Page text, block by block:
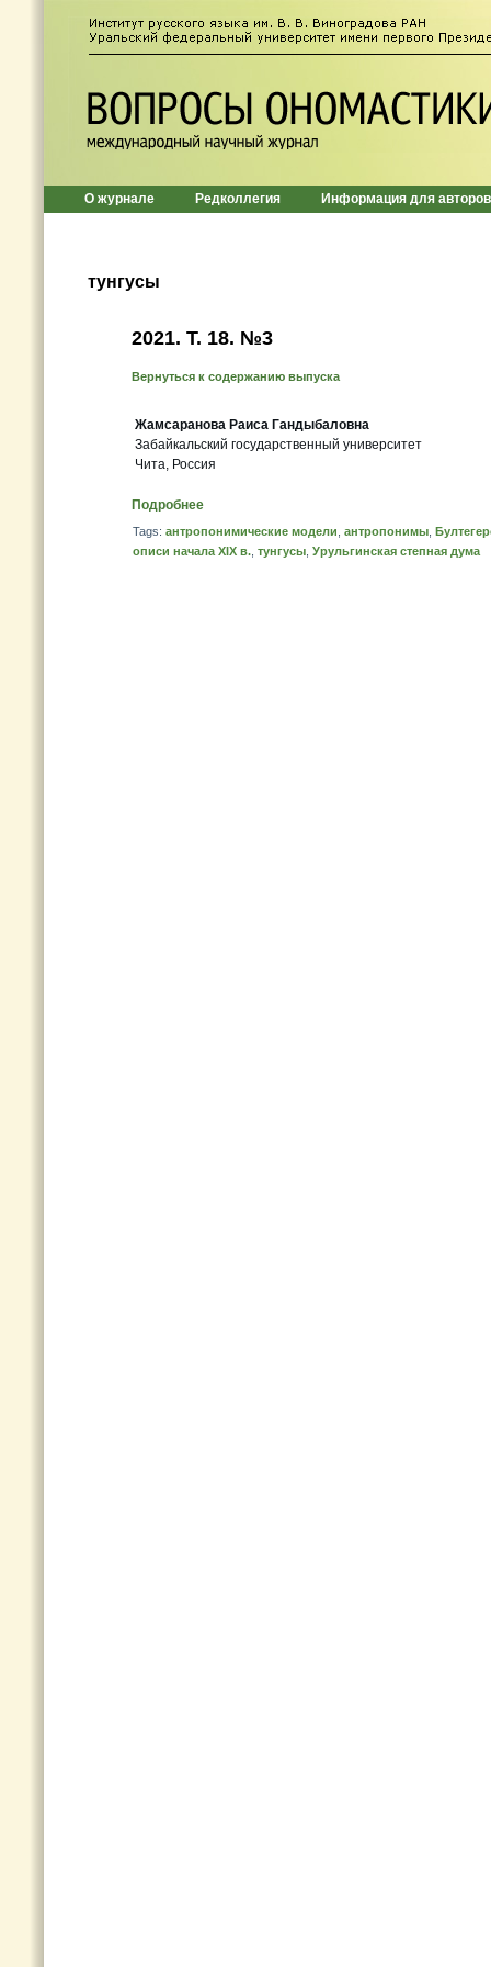
О журнале Редколлегия Информация для авторов
тунгусы
2021. Т. 18. №3
Вернуться к содержанию выпуска
Жамсаранова Раиса Гандыбаловна
Забайкальский государственный университет
Чита, Россия
Подробнее
Tags: антропонимические модели антропонимы
описи начала XIX в. тунгусы Урульгинская степная дума